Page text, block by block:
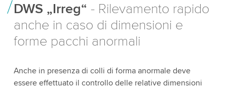
DWS „Irreg“ - Rilevamento rapido
anche in caso di dimensioni e
forme pacchi anormali
Anche in presenza di colli di forma anormale deve
essere effettuato il controllo delle relative dimensioni